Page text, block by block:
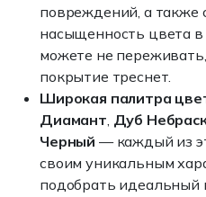
повреждений, а также
насыщенность цвета
можете не
покрытие треснет.
Широкая палитра
Диамант, Дуб
Черный — каждый из
своим уникальным
подобрать идеальный